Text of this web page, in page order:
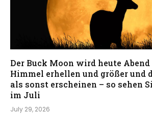
Der Buck Moon wird heute
Himmel erhellen und größer und
als sonst erscheinen – so sehen
im Juli
July 29, 2026